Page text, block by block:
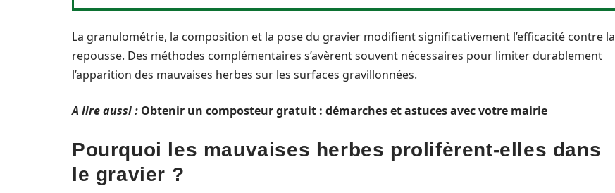
La granulométrie, la composition et la pose du gravier modifient significativement l’efficacité contre la
repousse. Des méthodes complémentaires s’avèrent souvent nécessaires pour limiter durablement
l’apparition des mauvaises herbes sur les surfaces gravillonnées.
A lire aussi : Obtenir un composteur gratuit : démarches et astuces avec votre mairie
Pourquoi les mauvaises herbes prolifèrent-elles dans
le gravier ?